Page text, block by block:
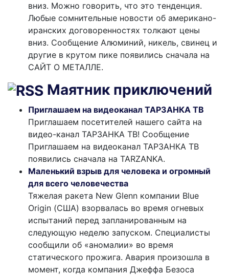
вниз. Можно говорить, что это тенденция.
Любые сомнительные новости об американо-
иранских договоренностях толкают цены
вниз. Сообщение Алюминий, никель, свинец и
другие в крутом пике появились сначала на
САЙТ О МЕТАЛЛЕ.
Маятник приключений
Приглашаем на видеоканал ТАРЗАНКА ТВ
Приглашаем посетителей нашего сайта на
видео-канал ТАРЗАНКА ТВ! Сообщение
Приглашаем на видеоканал ТАРЗАНКА ТВ
появились сначала на TARZANKA.
Маленький взрыв для человека и огромный
для всего человечества
Тяжелая ракета New Glenn компании Blue
Origin (США) взорвалась во время огневых
испытаний перед запланированным на
следующую неделю запуском. Специалисты
сообщили об «аномалии» во время
статического прожига. Авария произошла в
момент, когда компания Джеффа Безоса